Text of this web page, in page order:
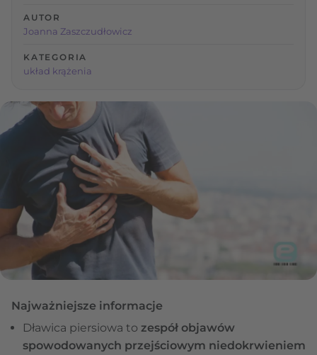
AUTOR
Joanna Zaszczudłowicz
KATEGORIA
układ krążenia
Najważniejsze informacje
Dławica piersiowa to zespół objawów
spowodowanych przejściowym niedokrwieniem